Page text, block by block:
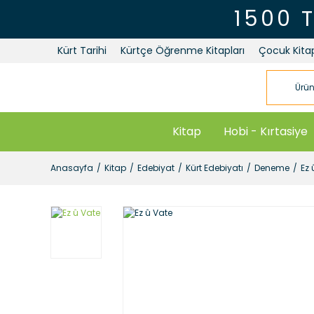
1500
Kürt Tarihi Kürtçe Öğrenme Kitapları Çocuk
Kitap Hobi - Kırtasiye
Anasayfa Kitap Edebiyat Kürt Edebiyatı Deneme Ez